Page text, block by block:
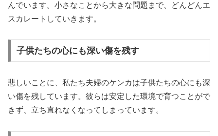
んでいます。小さなことから大きな問題まで、どんどんエ
スカレートしていきます。
子供たちの心にも深い傷を残す
悲しいことに、私たち夫婦のケンカは子供たちの心にも深
い傷を残しています。彼らは安定した環境で育つことがで
きず、立ち直れなくなってしまっています。